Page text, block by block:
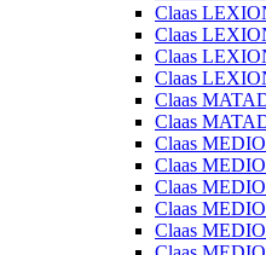
Claas
Claas
Claas
Claas
Claas
Claas
Claas
Claas
Claas
Claas
Claas